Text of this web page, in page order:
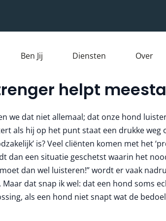
Ben Jij Diensten Over
helpt
we dat niet allemaal; dat onze hond
als hij op het punt staat een drukke
is? Veel cliënten komen met het
dan een situatie geschetst waarin het
dan wel luisteren!” wordt er vaak
Maar dat snap ik wel: dat een hond soms
als een hond niet snapt wat de